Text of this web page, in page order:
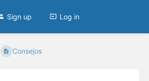
Sign up Log in
Consejos